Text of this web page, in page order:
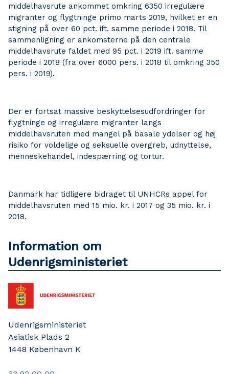
middelhavsrute ankommet omkring 6350 irregulære
migranter og flygtninge primo marts 2019, hvilket er en
stigning på over 60 pct. ift. samme periode i 2018. Til
sammenligning er ankomsterne på den centrale
middelhavsrute faldet med 95 pct. i 2019 ift. samme
periode i 2018 (fra over 6000 pers. i 2018 til omkring 350
pers. i 2019).
Der er fortsat massive beskyttelsesudfordringer for
flygtninge og irregulære migranter langs
middelhavsruten med mangel på basale ydelser og høj
risiko for voldelige og seksuelle overgreb, udnyttelse,
menneskehandel, indespærring og tortur.
Danmark har tidligere bidraget til UNHCRs appel for
middelhavsruten med 15 mio. kr. i 2017 og 35 mio. kr. i
2018.
Information om
Udenrigsministeriet
Udenrigsministeriet
Asiatisk Plads 2
1448 København K